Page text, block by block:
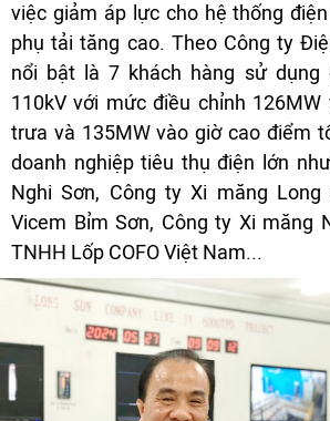
việc giảm áp lực cho hệ thống
phụ tải tăng cao. Theo Công ty
nổi bật là 7 khách hàng sử dụng
110kV với mức điều chỉnh
trưa và 135MW vào giờ cao điểm
doanh nghiệp tiêu thụ điện lớn
Nghi Sơn, Công ty Xi măng Long
Vicem Bỉm Sơn, Công ty Xi măng
TNHH Lốp COFO Việt Nam...